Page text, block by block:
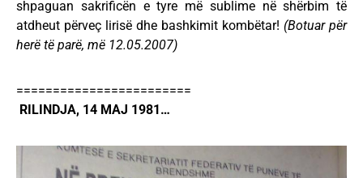
shpaguan sakrificën e tyre më sublime në shërbim të
atdheut përveç lirisë dhe bashkimit kombëtar! (Botuar për
herë të parë, më 12.05.2007)
========================
RILINDJA, 14 MAJ 1981…